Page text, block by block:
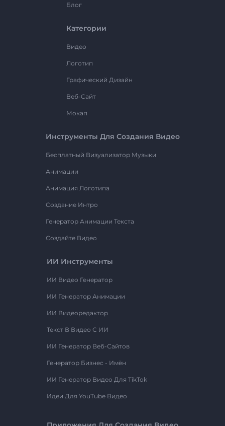
Блог
Категории
Видео
Логотип
Графический Дизайн
Веб-Сайт
Мокап
Инструменты Для Создания Видео
Бесплатный Визуализатор Музыки
Анимации
Анимация Логотипа
Создание Интро
Генератор Анимации Текста
Создайте Видео
ИИ Инструменты
ИИ Видео Генератор
ИИ Генератор Анимации
ИИ Видеоредактор
Текст В Видео С ИИ
ИИ Генератор Веб-Сайтов
Генератор Бизнес - Имён
ИИ Генератор Видео Для TikTok
Идеи Для YouTube Видео